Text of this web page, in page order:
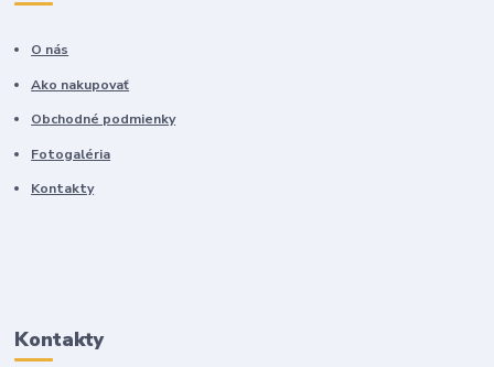
O nás
Ako nakupovať
Obchodné podmienky
Fotogaléria
Kontakty
Kontakty